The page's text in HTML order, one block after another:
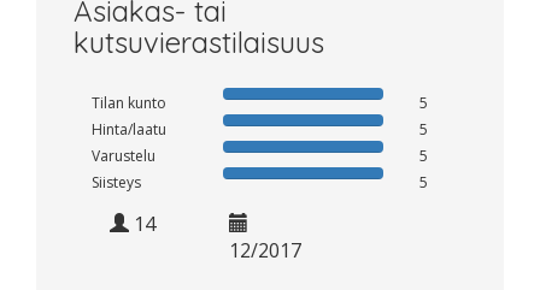
Asiakas- tai
kutsuvierastilaisuus
Tilan kunto
5
Hinta/laatu
5
Varustelu
5
Siisteys
5
14
12/2017